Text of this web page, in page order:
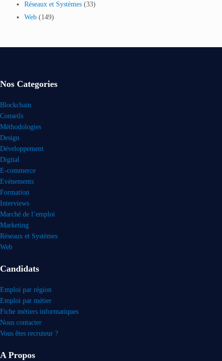
Réseaux et Systèmes (33)
Web (149)
Nos Categories
Blockchain
Conseils
Méthodologies
Design
Développement
Digital
E-commerce
Evénements
Formation
Interviews
Marché de l’emploi
Marketing
Réseaux et Systèmes
Web
Candidats
Emploi par région
Emploi par métier
Fiche métiers informatiques
Nous contacter
Vous êtes recruteur ?
A Propos